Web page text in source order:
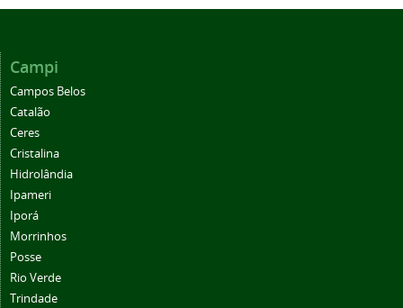
Campi
Campos Belos
Catalão
Ceres
Cristalina
Hidrolândia
Ipameri
Iporá
Morrinhos
Posse
Rio Verde
Trindade